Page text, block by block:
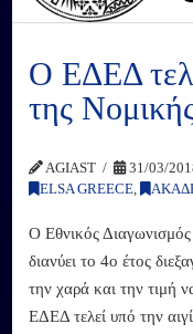
Ο ΕΔΕΔ
της
AGIAST
31/03/
ELSA GREECE
O Εθνικός
διανύει το 4ο έτος
την χαρά και την τιμή
ΕΔΕΔ τελεί υπό την